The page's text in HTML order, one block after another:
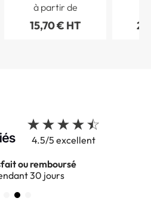
mm - Gamme Bross
à partir de
15,70 € HT
4.5/5 excellent
ou remboursé
30 jours